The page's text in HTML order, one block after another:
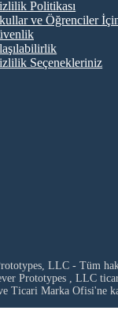
Politikası
ve Öğrenciler
Seçenekleriniz
LLC - Tüm
Prototypes , LLC
Ticari Marka Ofisi'ne